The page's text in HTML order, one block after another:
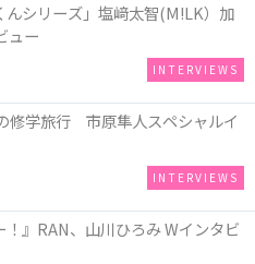
んシリーズ」塩﨑太智(M!LK）加
ュー
INTERVIEWS
修学旅行 市原隼人スペシャルイ
INTERVIEWS
！』RAN、山川ひろみ Wインタビ